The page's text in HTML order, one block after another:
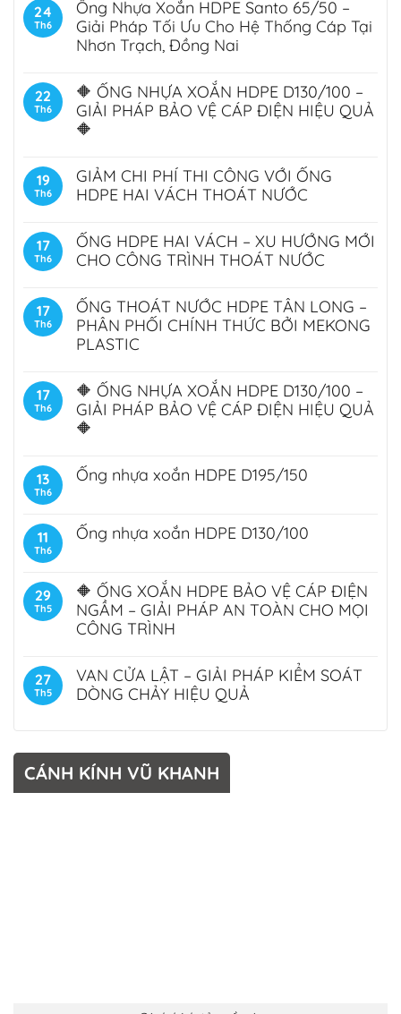
24
Th6
Ống Nhựa Xoắn HDPE Santo 65/50 –
Giải Pháp Tối Ưu Cho Hệ Thống Cáp Tại
Nhơn Trạch, Đồng Nai
22
Th6
🔶 ỐNG NHỰA XOẮN HDPE D130/100 –
GIẢI PHÁP BẢO VỆ CÁP ĐIỆN HIỆU QUẢ
🔶
19
Th6
GIẢM CHI PHÍ THI CÔNG VỚI ỐNG
HDPE HAI VÁCH THOÁT NƯỚC
17
Th6
ỐNG HDPE HAI VÁCH – XU HƯỚNG MỚI
CHO CÔNG TRÌNH THOÁT NƯỚC
17
Th6
ỐNG THOÁT NƯỚC HDPE TÂN LONG –
PHÂN PHỐI CHÍNH THỨC BỞI MEKONG
PLASTIC
17
Th6
🔶 ỐNG NHỰA XOẮN HDPE D130/100 –
GIẢI PHÁP BẢO VỆ CÁP ĐIỆN HIỆU QUẢ
🔶
13
Th6
Ống nhựa xoắn HDPE D195/150
11
Th6
Ống nhựa xoắn HDPE D130/100
29
Th5
🔶 ỐNG XOẮN HDPE BẢO VỆ CÁP ĐIỆN
NGẦM – GIẢI PHÁP AN TOÀN CHO MỌI
CÔNG TRÌNH
27
Th5
VAN CỬA LẬT – GIẢI PHÁP KIỂM SOÁT
DÒNG CHẢY HIỆU QUẢ
CÁNH KÍNH VŨ KHANH